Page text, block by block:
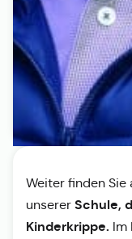
Weiter finden Sie
unserer Schule,
Kinderkrippe. Im